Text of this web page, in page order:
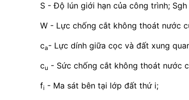
S - Độ lún giới hạn của công trình;
W - Lực chống cắt không thoát nước
ca- Lực dính giữa cọc và đất xung
cu - Sức chống cắt không thoát nước
fi - Ma sát bên tại lớp đất thứ i;